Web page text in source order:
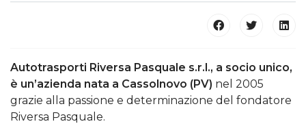
Autotrasporti Riversa Pasquale s.r.l., a socio unico,
è un’azienda nata a Cassolnovo (PV) nel 2005
grazie alla passione e determinazione del fondatore
Riversa Pasquale.